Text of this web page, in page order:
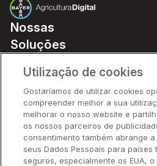
Nossas
Soluções
Parceiros
Hardware
Ajuda Rápida
Recursos
Utilização de cookies
Gostaríamos de utilizar cookies
compreender melhor a sua
melhorar o nosso website e
os nossos parceiros de
consentimento também abrange
seus Dados Pessoais para países
seguros, especialmente os EUA,